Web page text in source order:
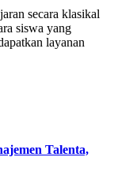
secara klasikal
siswa yang
layanan
Talenta,